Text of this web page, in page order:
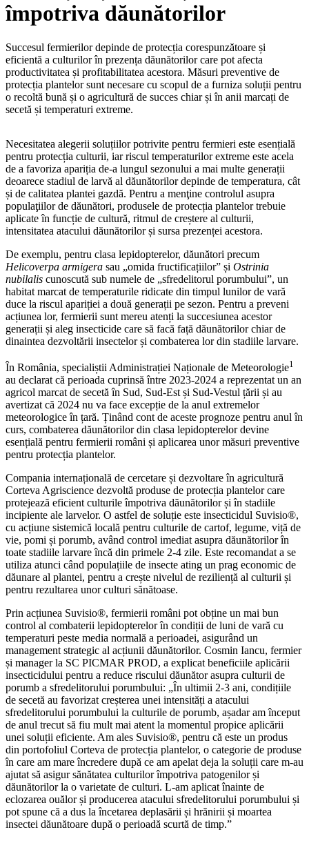
împotriva dăunătorilor
Succesul fermierilor depinde de protecția corespunzătoare și
eficientă a culturilor în prezența dăunătorilor care pot afecta
productivitatea și profitabilitatea acestora. Măsuri preventive de
protecția plantelor sunt necesare cu scopul de a furniza soluții pentru
o recoltă bună și o agricultură de succes chiar și în anii marcați de
secetă și temperaturi extreme.
Necesitatea alegerii soluțiilor potrivite pentru fermieri este esențială
pentru protecția culturii, iar riscul temperaturilor extreme este acela
de a favoriza apariția de-a lungul sezonului a mai multe generații
deoarece stadiul de larvă al dăunătorilor depinde de temperatura, cât
și de calitatea plantei gazdă. Pentru a menţine controlul asupra
populaţiilor de dăunători, produsele de protecția plantelor trebuie
aplicate în funcție de cultură, ritmul de creștere al culturii,
intensitatea atacului dăunătorilor și sursa prezenței acestora.
De exemplu, pentru clasa lepidopterelor, dăunători precum
Helicoverpa armigera sau „omida fructificațiilor” și Ostrinia
nubilalis cunoscută sub numele de „sfredelitorul porumbului”, un
habitat marcat de temperaturile ridicate din timpul lunilor de vară
duce la riscul apariției a două generații pe sezon. Pentru a preveni
acțiunea lor, fermierii sunt mereu atenți la succesiunea acestor
generații și aleg insecticide care să facă față dăunătorilor chiar de
dinaintea dezvoltării insectelor și combaterea lor din stadiile larvare.
În România, specialiștii Administrației Naționale de Meteorologie1
au declarat că perioada cuprinsă între 2023-2024 a reprezentat un an
agricol marcat de secetă în Sud, Sud-Est și Sud-Vestul țării și au
avertizat că 2024 nu va face excepție de la anul extremelor
meteorologice în țară. Ținând cont de aceste prognoze pentru anul în
curs, combaterea dăunătorilor din clasa lepidopterelor devine
esențială pentru fermierii români și aplicarea unor măsuri preventive
pentru protecția plantelor.
Compania internațională de cercetare și dezvoltare în agricultură
Corteva Agriscience dezvoltă produse de protecția plantelor care
protejează eficient culturile împotriva dăunătorilor și în stadiile
incipiente ale larvelor. O astfel de soluție este insecticidul Suvisio®,
cu acțiune sistemică locală pentru culturile de cartof, legume, viță de
vie, pomi și porumb, având control imediat asupra dăunătorilor în
toate stadiile larvare încă din primele 2-4 zile. Este recomandat a se
utiliza atunci când populațiile de insecte ating un prag economic de
dăunare al plantei, pentru a crește nivelul de reziliență al culturii și
pentru rezultarea unor culturi sănătoase.
Prin acțiunea Suvisio®, fermierii români pot obține un mai bun
control al combaterii lepidopterelor în condiții de luni de vară cu
temperaturi peste media normală a perioadei, asigurând un
management strategic al acțiunii dăunătorilor. Cosmin Iancu, fermier
și manager la SC PICMAR PROD, a explicat beneficiile aplicării
insecticidului pentru a reduce riscului dăunător asupra culturii de
porumb a sfredelitorului porumbului: „În ultimii 2-3 ani, condițiile
de secetă au favorizat creșterea unei intensități a atacului
sfredelitorului porumbului la culturile de porumb, așadar am început
de anul trecut să fiu mult mai atent la momentul propice aplicării
unei soluții eficiente. Am ales Suvisio®, pentru că este un produs
din portofoliul Corteva de protecția plantelor, o categorie de produse
în care am mare încredere după ce am apelat deja la soluții care m-au
ajutat să asigur sănătatea culturilor împotriva patogenilor și
dăunătorilor la o varietate de culturi. L-am aplicat înainte de
eclozarea ouălor și producerea atacului sfredelitorului porumbului și
pot spune că a dus la încetarea deplasării și hrănirii și moartea
insectei dăunătoare după o perioadă scurtă de timp.”